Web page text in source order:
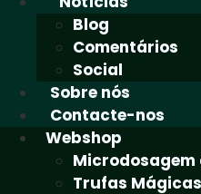
Blog
Comentários
Social
Sobre nós
Contacte-nos
Webshop
Microdosagem
Trufas Mágicas